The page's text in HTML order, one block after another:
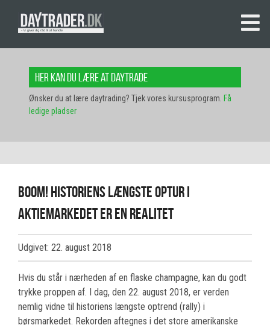
Her kan du lære at daytrade
Ønsker du at lære daytrading? Tjek vores kursusprogram. Få
ledige pladser
Boom! Historiens længste optur i
aktiemarkedet er en realitet
Udgivet: 22. august 2018
Hvis du står i nærheden af en flaske champagne, kan du godt
trykke proppen af. I dag, den 22. august 2018, er verden
nemlig vidne til historiens længste optrend (rally) i
børsmarkedet. Rekorden aftegnes i det store amerikanske